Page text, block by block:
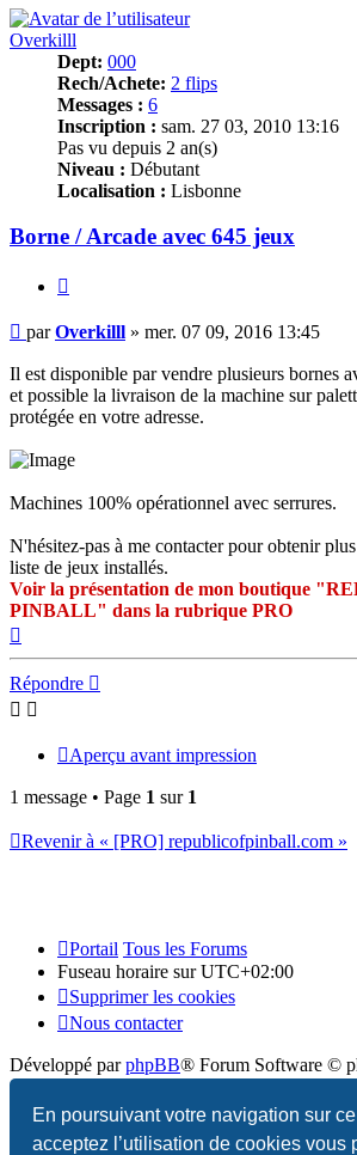
En poursuivant votre navigation sur
acceptez l’utilisation de cookies vous
Overkilll
Dept: 000
Rech/Achete: 2 flips
Messages : 6
Inscription : sam. 27 03, 2010 13:16
Pas vu depuis 2 an(s)
Niveau : Débutant
Localisation : Lisbonne
Borne / Arcade avec 645 jeux
Message
parOverkilll » mer. 07 09, 2016 13:45
Il est disponible par vendre plusieurs bornes
et possible la livraison de la machine sur
protégée en votre adresse.
Machines 100% opérationnel avec serrures.
N'hésitez-pas à me contacter pour obtenir
liste de jeux installés.
Voir la présentation de mon boutique
PINBALL" dans la rubrique PRO
Répondre
Aperçu avant impression
1 message • Page 1 sur 1
Revenir à « [PRO] republicofpinball.com »
Portail Tous les Forums
Fuseau horaire surUTC+02:00
Supprimer les cookies
Nous contacter
Développé parphpBB® Forum Software ©
Traduction française officielle
©
Qiaeru
Confidentialité |Conditions